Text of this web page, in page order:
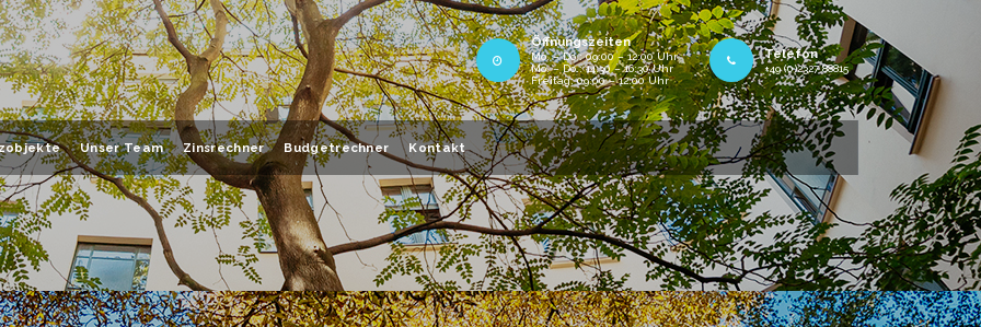
Öffnungszeiten
Mo. – Do.: 09:00 – 12:00 Uhr
Mo. – Do.: 14:30 – 16:30 Uhr
Freitag: 09:00 – 12:00 Uhr
Telefon
+49 (0)2327 88815
Unser Team Zinsrechner Budgetrechner Kontakt